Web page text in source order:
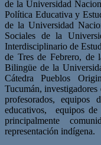
de la Universidad
Política Educativa y
de la Universidad
Sociales de la
Interdisciplinario de
de Tres de Febrero, de
Bilingüe de la
Cátedra Pueblos
Tucumán, investigadores
profesorados, equipos
educativos, equipos de
principalmente
representación indígena.